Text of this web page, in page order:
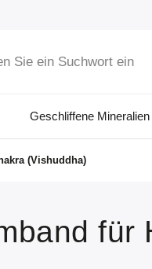
Geschliffene Mineralien
(Vishuddha)
für